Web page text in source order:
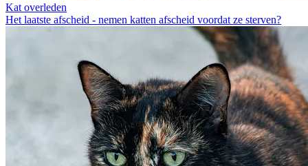
Kat overleden
Het laatste afscheid - nemen katten afscheid voordat ze sterven?